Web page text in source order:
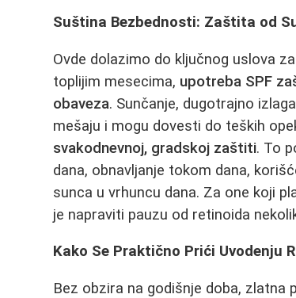
Suština Bezbednosti: Zaštita od
Ovde dolazimo do ključnog uslova
toplijim mesecima, upotreba SPF
obaveza. Sunčanje, dugotrajno
mešaju i mogu dovesti do teških
svakodnevnoj, gradskoj zaštiti. To
dana, obnavljanje tokom dana,
sunca u vrhuncu dana. Za one koji
je napraviti pauzu od retinoida
Kako Se Praktično Prići Uvodenju
Bez obzira na godišnje doba,